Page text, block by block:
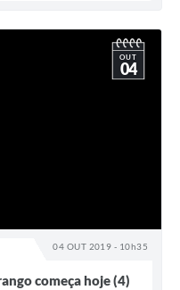
04 OUT 2019 - 10h35
OUT
04
começa hoje (4)